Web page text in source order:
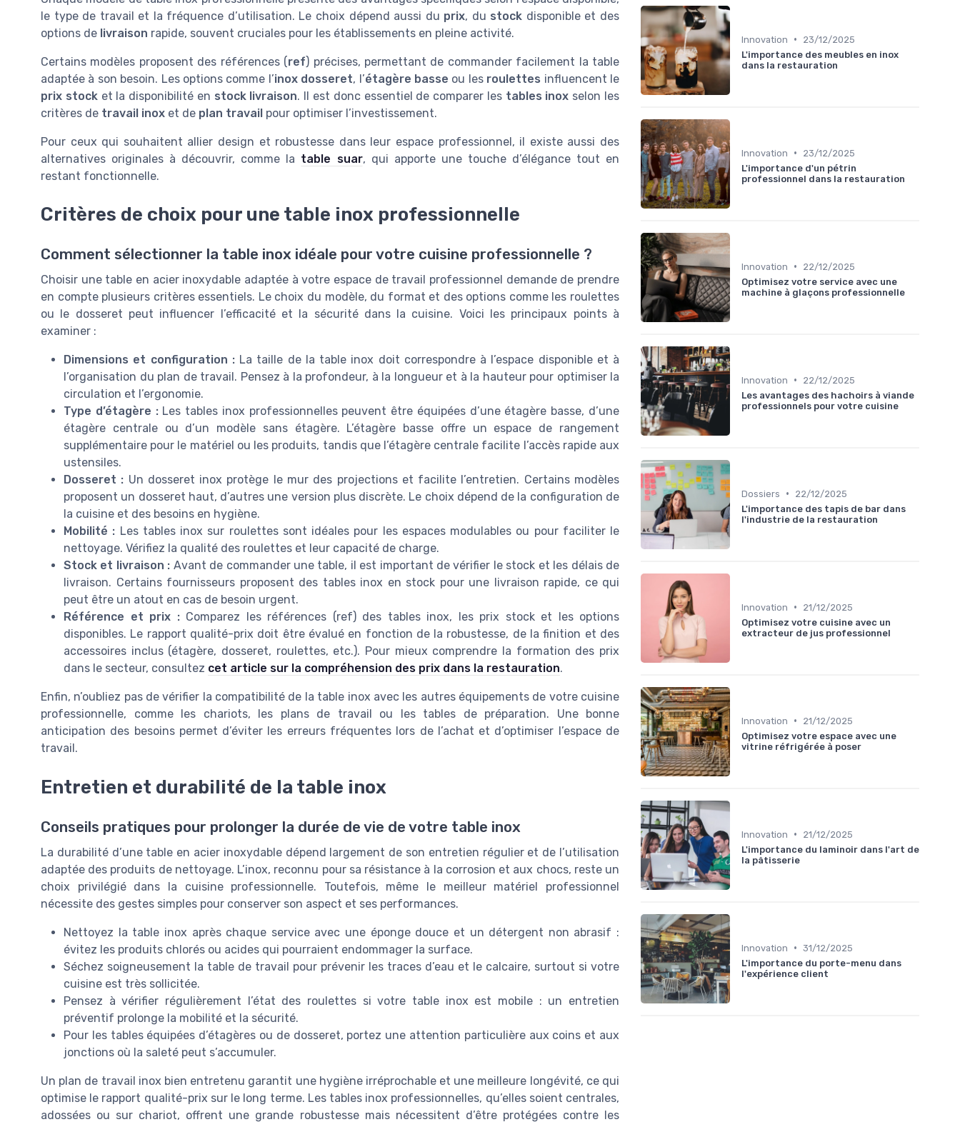
le type de travail et la fréquence d’utilisation. Le choix dépend aussi du prix, du stock disponible et des
options de livraison rapide, souvent cruciales pour les établissements en pleine activité.
Certains modèles proposent des références (ref) précises, permettant de commander facilement la table
adaptée à son besoin. Les options comme l’inox dosseret, l’étagère basse ou les roulettes influencent le
prix stocket la disponibilité en stock livraison. Il est donc essentiel de comparer les tables inox selon les
critères de travail inox et de plan travail pour optimiser l’investissement.
Pour ceux qui souhaitent allier design et robustesse dans leur espace professionnel, il existe aussi des
alternatives originales à découvrir, comme la table suar, qui apporte une touche d’élégance tout en
restant fonctionnelle.
Critères de choix pour une table inox professionnelle
Comment sélectionner la table inox idéale pour votre cuisine professionnelle ?
Choisir une table en acier inoxydable adaptée à votre espace de travail professionnel demande de prendre
en compte plusieurs critères essentiels. Le choix du modèle, du format et des options comme les roulettes
ou le dosseret peut influencer l’efficacité et la sécurité dans la cuisine. Voici les principaux points à
examiner :
Dimensions et configuration :La taille de la table inox doit correspondre à l’espace disponible et à
l’organisation du plan de travail. Pensez à la profondeur, à la longueur et à la hauteur pour optimiser la
circulation et l’ergonomie.
Type d’étagère :Les tables inox professionnelles peuvent être équipées d’une étagère basse, d’une
étagère centrale ou d’un modèle sans étagère. L’étagère basse offre un espace de rangement
supplémentaire pour le matériel ou les produits, tandis que l’étagère centrale facilite l’accès rapide aux
ustensiles.
Dosseret : Un dosseret inox protège le mur des projections et facilite l’entretien. Certains modèles
proposent un dosseret haut, d’autres une version plus discrète. Le choix dépend de la configuration de
la cuisine et des besoins en hygiène.
Mobilité : Les tables inox sur roulettes sont idéales pour les espaces modulables ou pour faciliter le
nettoyage. Vérifiez la qualité des roulettes et leur capacité de charge.
Stock et livraison : Avant de commander une table, il est important de vérifier le stock et les délais de
livraison. Certains fournisseurs proposent des tables inox en stock pour une livraison rapide, ce qui
peut être un atout en cas de besoin urgent.
Référence et prix :Comparez les références (ref) des tables inox, les prix stock et les options
disponibles. Le rapport qualité-prix doit être évalué en fonction de la robustesse, de la finition et des
accessoires inclus (étagère, dosseret, roulettes, etc.). Pour mieux comprendre la formation des prix
dans le secteur, consultez cet article sur la compréhension des prix dans la restauration.
Enfin, n’oubliez pas de vérifier la compatibilité de la table inox avec les autres équipements de votre cuisine
professionnelle, comme les chariots, les plans de travail ou les tables de préparation. Une bonne
anticipation des besoins permet d’éviter les erreurs fréquentes lors de l’achat et d’optimiser l’espace de
travail.
Entretien et durabilité de la table inox
Conseils pratiques pour prolonger la durée de vie de votre table inox
La durabilité d’une table en acier inoxydable dépend largement de son entretien régulier et de l’utilisation
adaptée des produits de nettoyage. L’inox, reconnu pour sa résistance à la corrosion et aux chocs, reste un
choix privilégié dans la cuisine professionnelle. Toutefois, même le meilleur matériel professionnel
nécessite des gestes simples pour conserver son aspect et ses performances.
Nettoyez la table inox après chaque service avec une éponge douce et un détergent non abrasif :
évitez les produits chlorés ou acides qui pourraient endommager la surface.
Séchez soigneusement la table de travail pour prévenir les traces d’eau et le calcaire, surtout si votre
cuisine est très sollicitée.
Pensez à vérifier régulièrement l’état des roulettes si votre table inox est mobile : un entretien
préventif prolonge la mobilité et la sécurité.
Pour les tables équipées d’étagères ou de dosseret, portez une attention particulière aux coins et aux
jonctions où la saleté peut s’accumuler.
Un plan de travail inox bien entretenu garantit une hygiène irréprochable et une meilleure longévité, ce qui
optimise le rapport qualité-prix sur le long terme. Les tables inox professionnelles, qu’elles soient centrales,
adossées ou sur chariot, offrent une grande robustesse mais nécessitent d’être protégées contre les
Innovation •
23/12/2025
L'importance des meubles en inox
dans la restauration
Innovation •
23/12/2025
L'importance d'un pétrin
professionnel dans la restauration
Innovation •
22/12/2025
Optimisez votre service avec une
machine à glaçons professionnelle
Innovation •
22/12/2025
Les avantages des hachoirs à viande
professionnels pour votre cuisine
Dossiers •
22/12/2025
L'importance des tapis de bar dans
l'industrie de la restauration
Innovation •
21/12/2025
Optimisez votre cuisine avec un
extracteur de jus professionnel
Innovation •
21/12/2025
Optimisez votre espace avec une
vitrine réfrigérée à poser
Innovation •
21/12/2025
L'importance du laminoir dans l'art de
la pâtisserie
Innovation • 31/12/2025
L'importance du porte-menu dans
l'expérience client